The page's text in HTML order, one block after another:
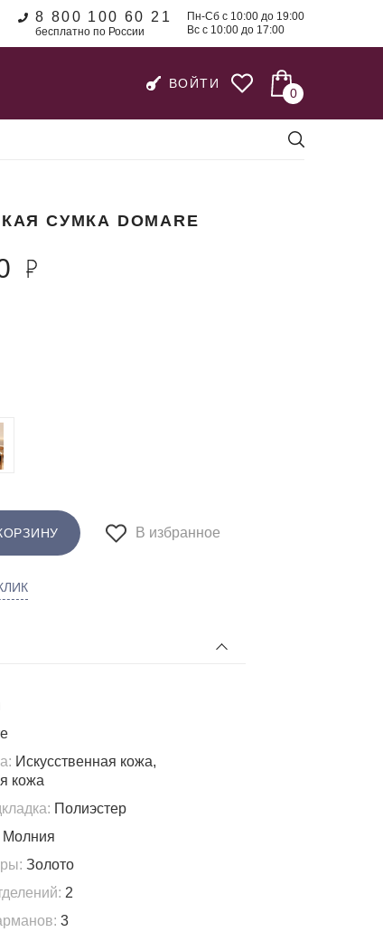
8 800 100 60 21
бесплатно по России
Пн-Сб с 10:00 до 19:00
Вс с 10:00 до 17:00
ВОЙТИ
0
СУМКА DOMARE
В избранное
Искусственная кожа,
кожа
Полиэстер
Молния
Золото
2
3